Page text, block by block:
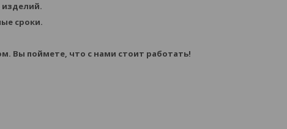
изделий.
сроки.
Вы поймете, что с нами стоит работать!